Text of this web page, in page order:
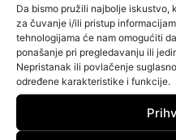
Da bismo pružili najbolje
za čuvanje i/ili pristup
tehnologijama će nam omogućiti
ponašanje pri pregledavanju ili
Nepristanak ili povlačenje
određene karakteristike i funkcije.
OZNAKE motorist prometna